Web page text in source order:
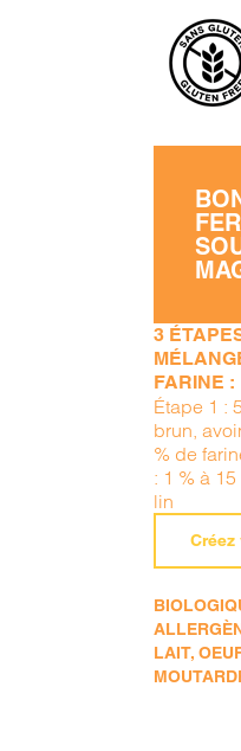
3
FARINE :
Étape 1 :
brun,
% de
: 1 % à
lin
LAIT,